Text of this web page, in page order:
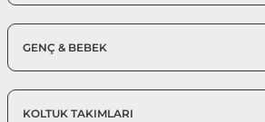
GENÇ & BEBEK
KOLTUK TAKIMLARI